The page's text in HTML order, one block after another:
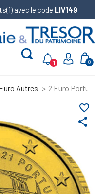
avec le code LIV149
0
1
Autres 2 Euro
share
favorite_border